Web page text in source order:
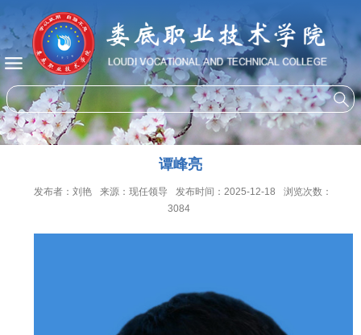
谭峰亮
发布者：刘艳 来源：现任领导 发布时间：2025-12-18
浏览次数：
3084